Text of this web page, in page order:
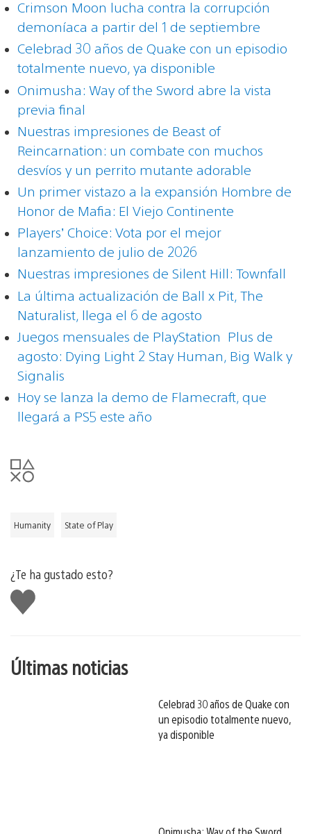
Crimson Moon lucha contra la corrupción
demoníaca a partir del 1 de septiembre
Celebrad 30 años de Quake con un episodio
totalmente nuevo, ya disponible
Onimusha: Way of the Sword abre la vista
previa final
Nuestras impresiones de Beast of
Reincarnation: un combate con muchos
desvíos y un perrito mutante adorable
Un primer vistazo a la expansión Hombre de
Honor de Mafia: El Viejo Continente
Players’ Choice: Vota por el mejor
lanzamiento de julio de 2026
Nuestras impresiones de Silent Hill: Townfall
La última actualización de Ball x Pit, The
Naturalist, llega el 6 de agosto
Juegos mensuales de PlayStation Plus de
agosto: Dying Light 2 Stay Human, Big Walk y
Signalis
Hoy se lanza la demo de Flamecraft, que
llegará a PS5 este año
Humanity State of Play
¿Te ha gustado esto?
Me
gusta
esto
Últimas noticias
Celebrad 30 años de Quake con
un episodio totalmente nuevo,
ya disponible